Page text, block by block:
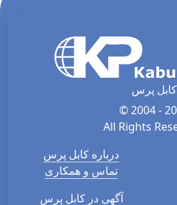
کابل پرس
© 2004 -
All Rights
درباره کابل پرس
تماس و همکاری
آگهی در کابل پرس